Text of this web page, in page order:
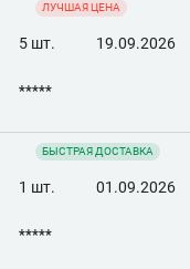
ЛУЧШАЯ ЦЕНА
5 шт. 19.09.2026
*****
БЫСТРАЯ ДОСТАВКА
1 шт. 01.09.2026
*****